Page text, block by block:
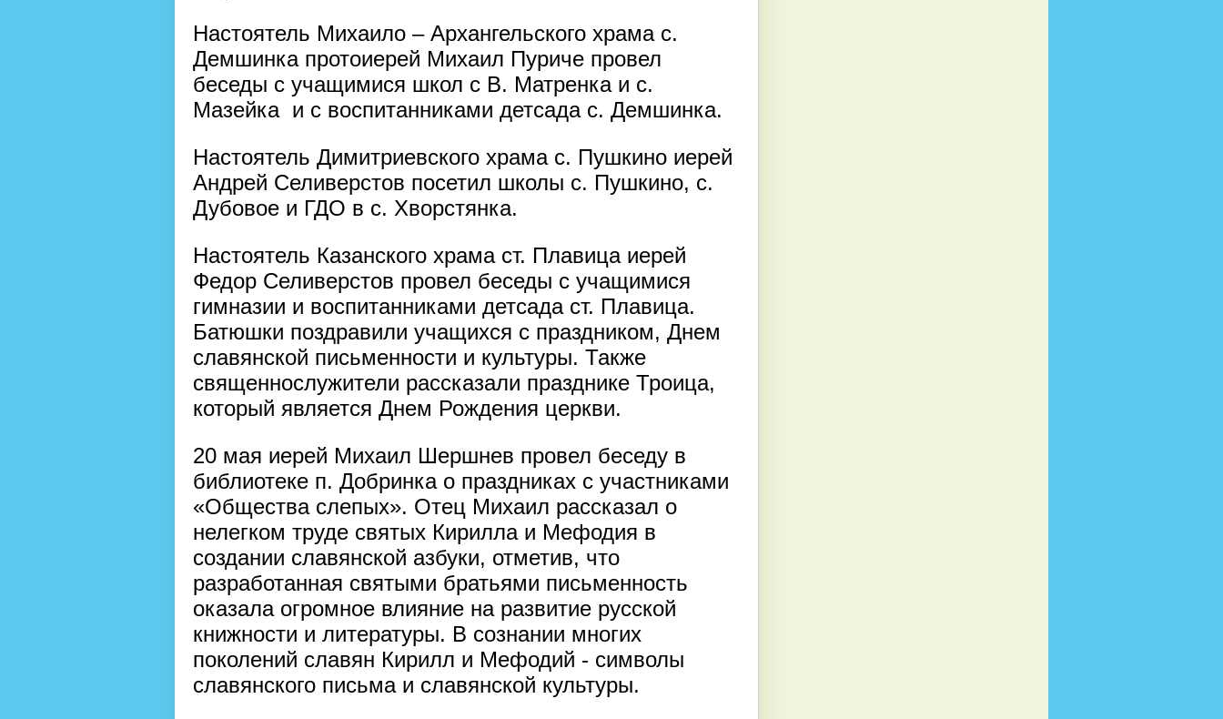
Настоятель Михаило – Архангельского храма с.
Демшинка протоиерей Михаил Пуриче провел
беседы с учащимися школ с В. Матренка и с.
Мазейка и с воспитанниками детсада с. Демшинка.
Настоятель Димитриевского храма с. Пушкино иерей
Андрей Селиверстов посетил школы с. Пушкино, с.
Дубовое и ГДО в с. Хворстянка.
Настоятель Казанского храма ст. Плавица иерей
Федор Селиверстов провел беседы с учащимися
гимназии и воспитанниками детсада ст. Плавица.
Батюшки поздравили учащихся с праздником, Днем
славянской письменности и культуры. Также
священнослужители рассказали празднике Троица,
который является Днем Рождения церкви.
20 мая иерей Михаил Шершнев провел беседу в
библиотеке п. Добринка о праздниках с участниками
«Общества слепых». Отец Михаил рассказал о
нелегком труде святых Кирилла и Мефодия в
создании славянской азбуки, отметив, что
разработанная святыми братьями письменность
оказала огромное влияние на развитие русской
книжности и литературы. В сознании многих
поколений славян Кирилл и Мефодий - символы
славянского письма и славянской культуры.